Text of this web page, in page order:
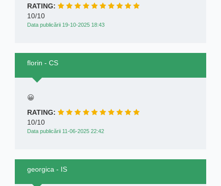
RATING:
10/10
Data publicării 19-10-2025 18:43
florin - CS
😀
RATING:
10/10
Data publicării 11-06-2025 22:42
georgica - IS